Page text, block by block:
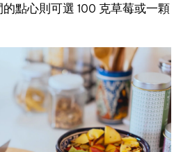
點心則可選 100 克草莓或一顆